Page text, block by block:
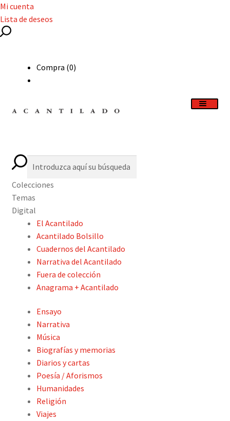
Mi cuenta
Lista de deseos
Compra (0)
Autores
Actualidad
Podcast
La editorial
Foreign Rights
Mi cuenta
Buscar
Lista de libros
Colecciones
Temas
Digital
El Acantilado
Acantilado Bolsillo
Cuadernos del Acantilado
Narrativa del Acantilado
Fuera de colección
Anagrama + Acantilado
Ensayo
Narrativa
Música
Biografías y memorias
Diarios y cartas
Poesía / Aforismos
Humanidades
Religión
Viajes